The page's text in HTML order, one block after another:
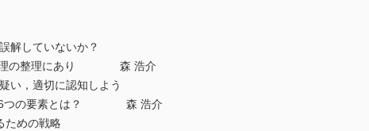
解していないか？
生理の整理にあり 森 浩介
い，適切に認知しよう
な6つの要素とは？ 森 浩介
ための戦略